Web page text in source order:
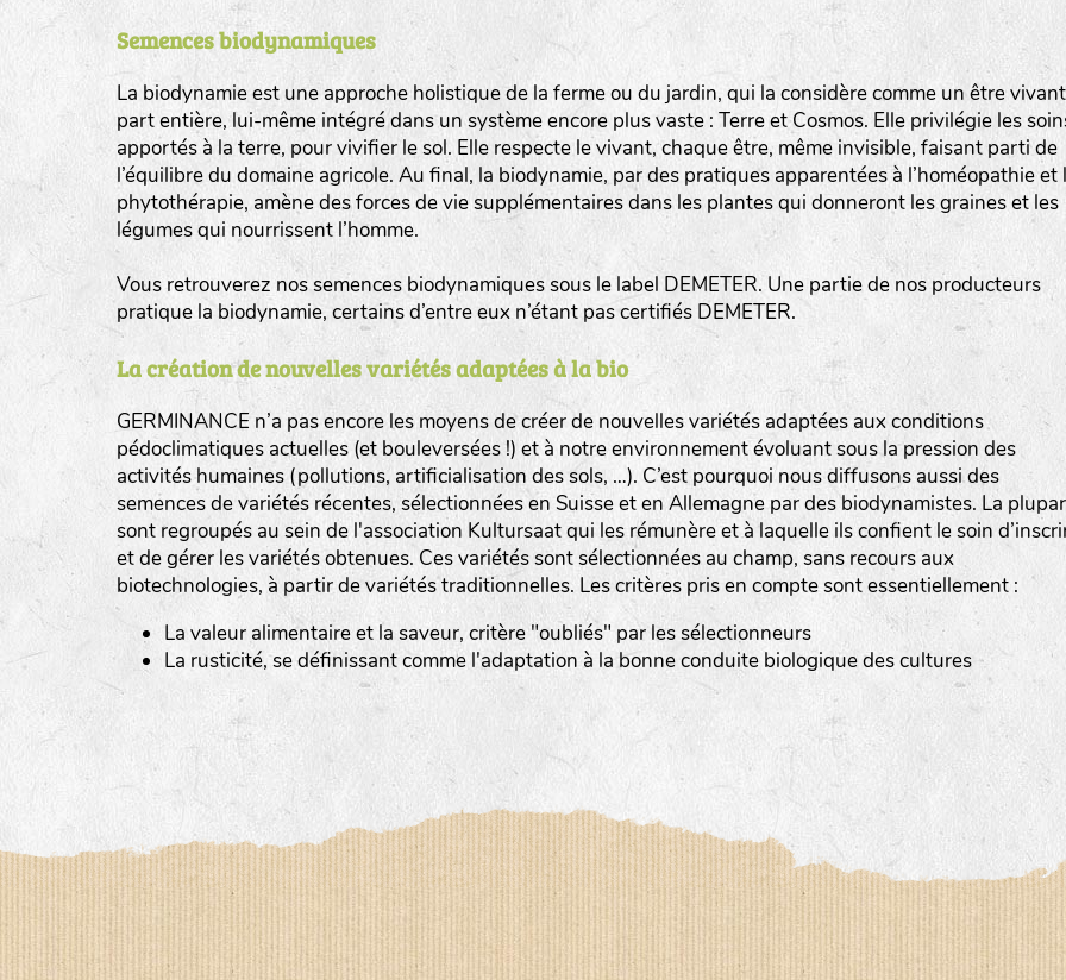
Semences biodynamiques
La biodynamie est une approche holistique de la ferme ou du jardin, qui la considère comme un être
part entière, lui-même intégré dans un système encore plus vaste : Terre et Cosmos. Elle privilégie les
apportés à la terre, pour vivifier le sol. Elle respecte le vivant, chaque être, même invisible, faisant parti de
l’équilibre du domaine agricole. Au final, la biodynamie, par des pratiques apparentées à l’homéopathie et
phytothérapie, amène des forces de vie supplémentaires dans les plantes qui donneront les graines et les
légumes qui nourrissent l’homme.
Vous retrouverez nos semences biodynamiques sous le label DEMETER. Une partie de nos producteurs
pratique la biodynamie, certains d’entre eux n’étant pas certifiés DEMETER.
La création de nouvelles variétés adaptées à la bio
GERMINANCE n’a pas encore les moyens de créer de nouvelles variétés adaptées aux conditions
pédoclimatiques actuelles (et bouleversées !) et à notre environnement évoluant sous la pression des
activités humaines (pollutions, artificialisation des sols, …). C’est pourquoi nous diffusons aussi des
semences de variétés récentes, sélectionnées en Suisse et en Allemagne par des biodynamistes. La
sont regroupés au sein de l'association Kultursaat qui les rémunère et à laquelle ils confient le soin
et de gérer les variétés obtenues. Ces variétés sont sélectionnées au champ, sans recours aux
biotechnologies, à partir de variétés traditionnelles. Les critères pris en compte sont essentiellement :
La valeur alimentaire et la saveur, critère "oubliés" par les sélectionneurs
La rusticité, se définissant comme l'adaptation à la bonne conduite biologique des cultures
BINGENHEIMER SAATGUT (BGH)
www.bingenheimersaatgut.de
DE BOLSTER (DBO)
www.bolster.nl
GRAINE DEL PAÏS (GDP)
www.grainesdelpais.com
JARDIN EN’VIE (JEV)
LA BOITE A GRAINES (LBAG)
www.laboiteagraines.com
L’AUBEPIN (PDO)
www.aubepin.fr
LE BIAU GERME (LBG)
www.biaugerme.com
SATIVA RHEINAU (SAD)
www.sativa-rheinau.ch
SEMAILLES (SEM)
BPA : Initiales du producteur ou du fournisseur de
semence.
1 : Numéro d’ordre du lot
A : Sans calibre.
: Gros
: Moyen calibre
P: Petit calibre
Légumes feuilles
Légumes racines
Plantes aromatiques